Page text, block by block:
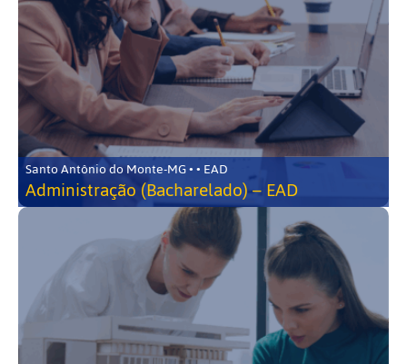
Santo Antônio do Monte-MG • • EAD
Administração (Bacharelado) – EAD